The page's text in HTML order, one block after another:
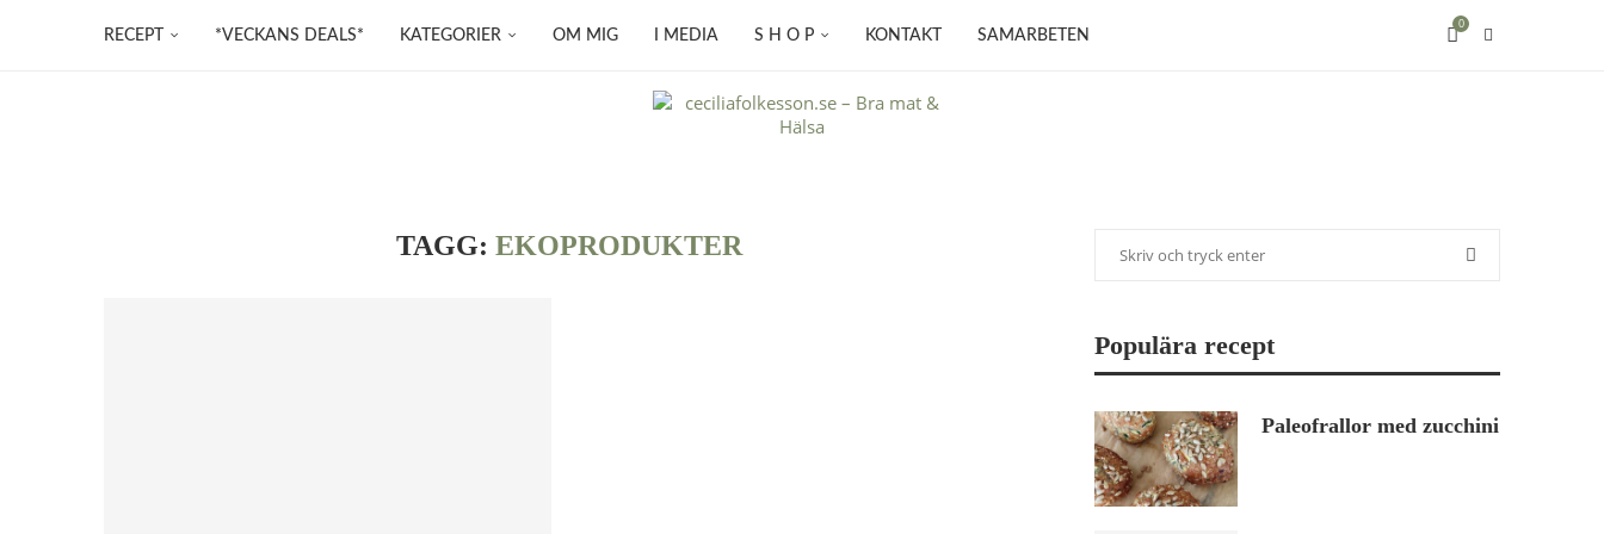
RECEPT *VECKANS DEALS* KATEGORIER OM MIG I MEDIA S H O P KONTAKT SAMARBETEN
0
TAGG: EKOPRODUKTER
Populära recept
Paleofrallor med zucchini